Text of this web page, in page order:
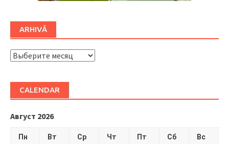
ARHIVĂ
ARHIVĂ
CALENDAR
Август 2026
Пн Вт Ср Чт Пт Сб Вс